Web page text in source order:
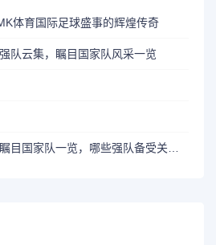
体育国际足球盛事的辉煌传奇
队云集，瞩目国家队风采一览